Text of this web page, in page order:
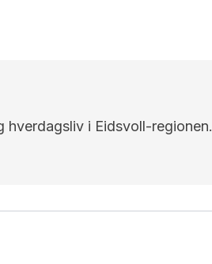
hverdagsliv i Eidsvoll-regionen.